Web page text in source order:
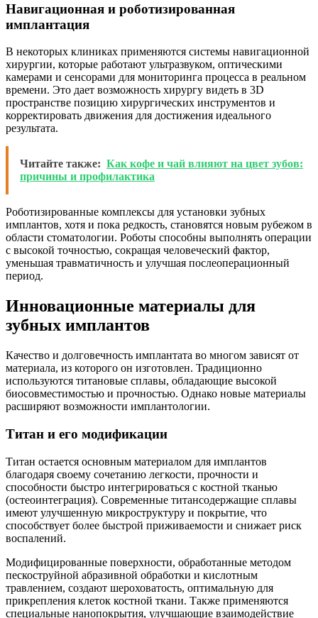
Навигационная и роботизированная
имплантация
В некоторых клиниках применяются системы навигационной
хирургии, которые работают ультразвуком, оптическими
камерами и сенсорами для мониторинга процесса в реальном
времени. Это дает возможность хирургу видеть в 3D
пространстве позицию хирургических инструментов и
корректировать движения для достижения идеального
результата.
Читайте также: Как кофе и чай влияют на цвет зубов:
причины и профилактика
Роботизированные комплексы для установки зубных
имплантов, хотя и пока редкость, становятся новым рубежом в
области стоматологии. Роботы способны выполнять операции
с высокой точностью, сокращая человеческий фактор,
уменьшая травматичность и улучшая послеоперационный
период.
Инновационные материалы для
зубных имплантов
Качество и долговечность имплантата во многом зависят от
материала, из которого он изготовлен. Традиционно
используются титановые сплавы, обладающие высокой
биосовместимостью и прочностью. Однако новые материалы
расширяют возможности имплантологии.
Титан и его модификации
Титан остается основным материалом для имплантов
благодаря своему сочетанию легкости, прочности и
способности быстро интегрироваться с костной тканью
(остеоинтеграция). Современные титансодержащие сплавы
имеют улучшенную микроструктуру и покрытие, что
способствует более быстрой приживаемости и снижает риск
воспалений.
Модифицированные поверхности, обработанные методом
пескоструйной абразивной обработки и кислотным
травлением, создают шероховатость, оптимальную для
прикрепления клеток костной ткани. Также применяются
специальные нанопокрытия, улучшающие взаимодействие